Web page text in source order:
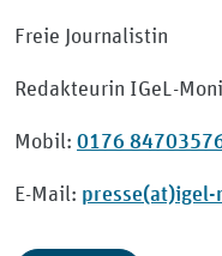
Freie Journalistin
Redakteurin IGeL-
Mobil: 0176
E-Mail: